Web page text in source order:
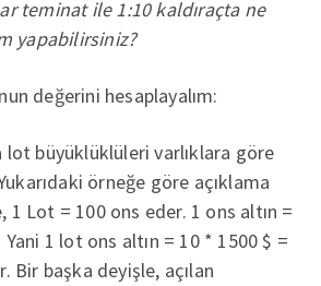
teminat ile 1:10 kaldıraçta ne
yapabilirsiniz?
değerini hesaplayalım:
lot büyüklüklüleri varlıklara göre
örneğe göre açıklama
1 Lot = 100 ons eder. 1 ons altın =
Yani 1 lot ons altın = 10 * 1500 $ =
Bir başka deyişle, açılan